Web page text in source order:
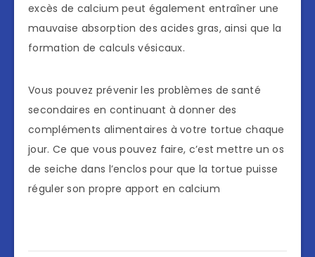
excès de calcium peut également entraîner une
mauvaise absorption des acides gras, ainsi que la
formation de calculs vésicaux.
Vous pouvez prévenir les problèmes de santé
secondaires en continuant à donner des
compléments alimentaires à votre tortue chaque
jour. Ce que vous pouvez faire, c’est mettre un os
de seiche dans l’enclos pour que la tortue puisse
réguler son propre apport en calcium